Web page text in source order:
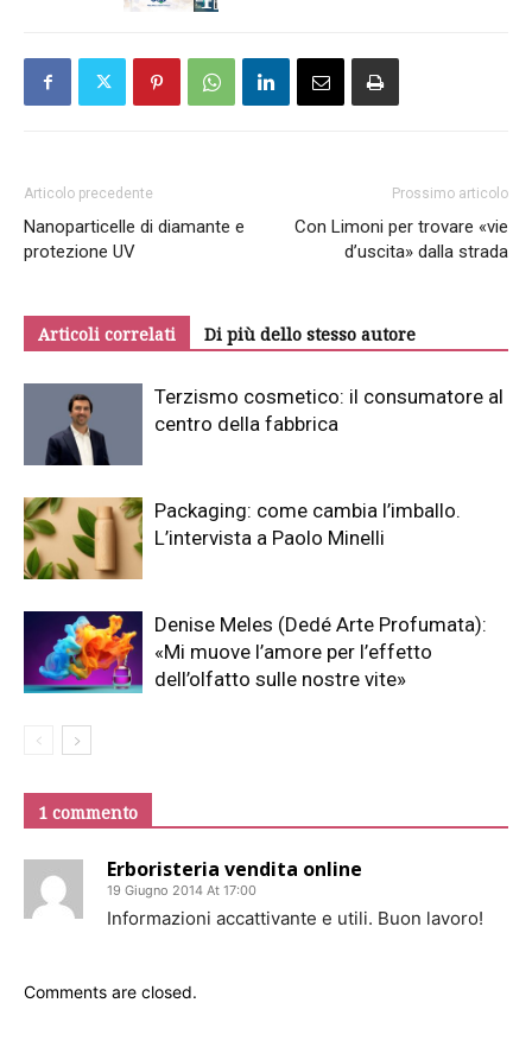
Articolo precedente
Nanoparticelle di diamante e
protezione UV
Prossimo articolo
Con Limoni per trovare «vie
d’uscita» dalla strada
Articoli correlati Di più dello stesso autore
Terzismo cosmetico: il consumatore al
centro della fabbrica
Packaging: come cambia l’imballo.
L’intervista a Paolo Minelli
Denise Meles (Dedé Arte Profumata):
«Mi muove l’amore per l’effetto
dell’olfatto sulle nostre vite»
1 commento
Erboristeria vendita online
19 Giugno 2014 At 17:00
Informazioni accattivante e utili. Buon lavoro!
Comments are closed.